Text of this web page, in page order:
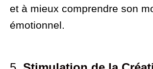
et à mieux comprendre son
émotionnel.